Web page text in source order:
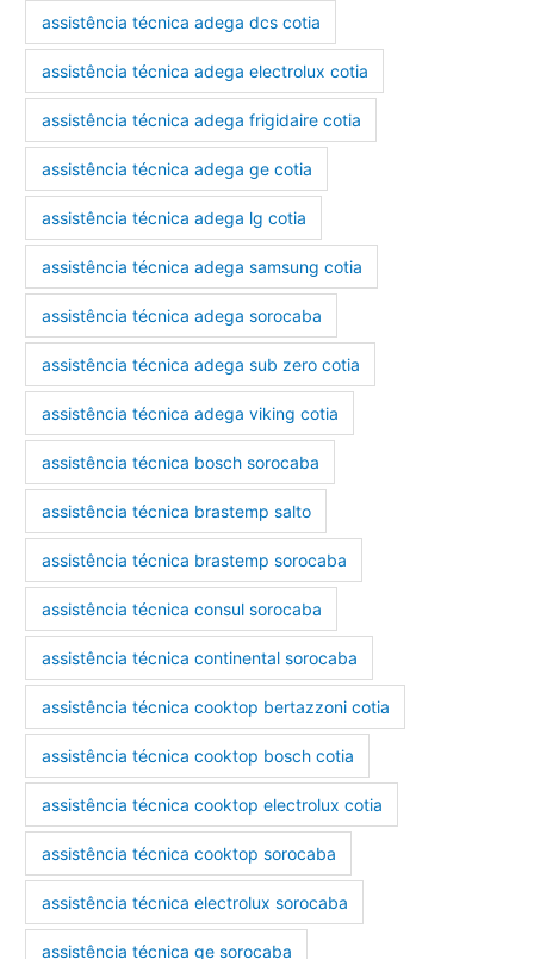
assistência técnica adega dcs cotia
assistência técnica adega electrolux cotia
assistência técnica adega frigidaire cotia
assistência técnica adega ge cotia
assistência técnica adega lg cotia
assistência técnica adega samsung cotia
assistência técnica adega sorocaba
assistência técnica adega sub zero cotia
assistência técnica adega viking cotia
assistência técnica bosch sorocaba
assistência técnica brastemp salto
assistência técnica brastemp sorocaba
assistência técnica consul sorocaba
assistência técnica continental sorocaba
assistência técnica cooktop bertazzoni cotia
assistência técnica cooktop bosch cotia
assistência técnica cooktop electrolux cotia
assistência técnica cooktop sorocaba
assistência técnica electrolux sorocaba
assistência técnica ge sorocaba